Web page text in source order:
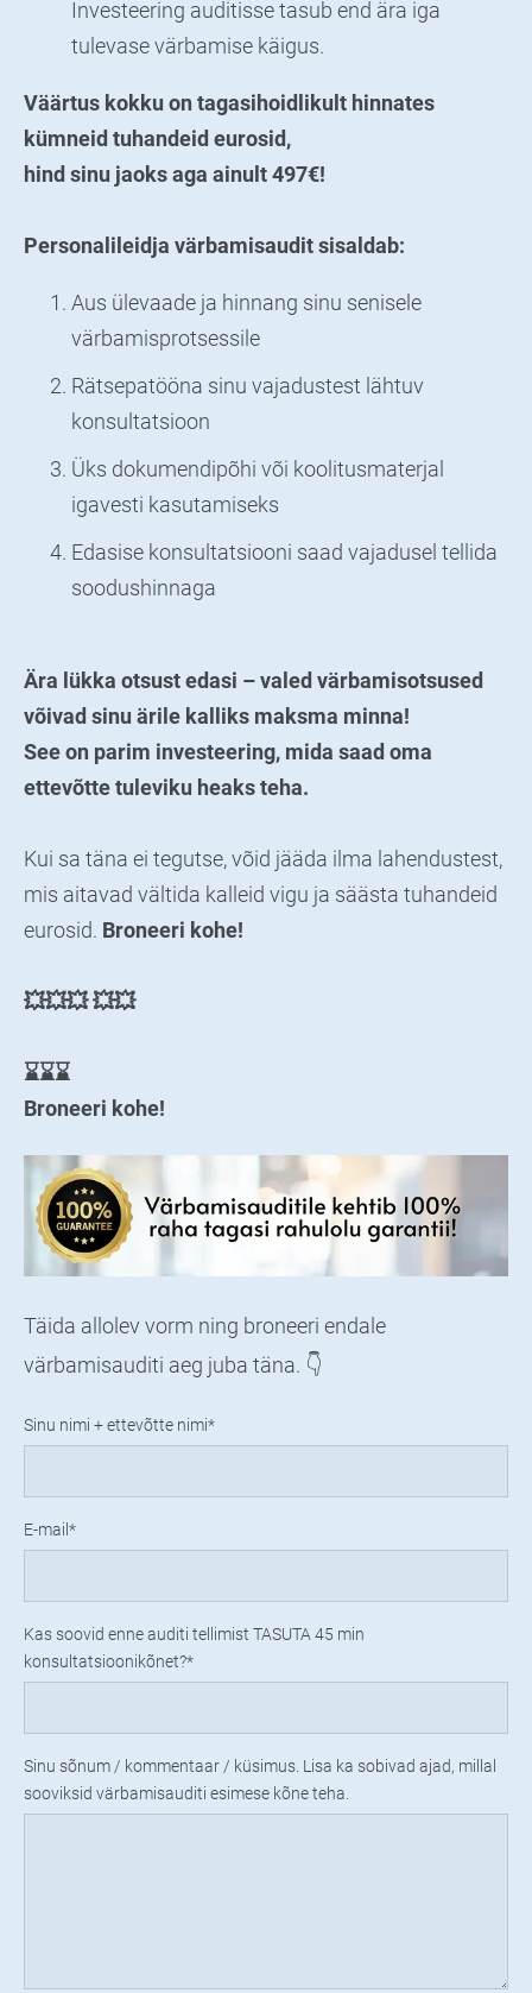
Investeering auditisse tasub end ära iga
tulevase värbamise käigus.
Väärtus kokku on tagasihoidlikult hinnates
kümneid tuhandeid eurosid,
hind sinu jaoks aga ainult 497€!
Personalileidja värbamisaudit sisaldab:
Aus ülevaade ja hinnang sinu senisele
värbamisprotsessile
Rätsepatööna sinu vajadustest lähtuv
konsultatsioon
Üks dokumendipõhi või koolitusmaterjal
igavesti kasutamiseks
Edasise konsultatsiooni saad vajadusel tellida
soodushinnaga
Ära lükka otsust edasi – valed värbamisotsused
võivad sinu ärile kalliks maksma minna!
See on parim investeering, mida saad oma
ettevõtte tuleviku heaks teha.
Kui sa täna ei tegutse, võid jääda ilma lahendustest,
mis aitavad vältida kalleid vigu ja säästa tuhandeid
eurosid. Broneeri kohe!
💥💥💥 💥💥
⌛⌛⌛
Broneeri kohe!
Täida allolev vorm ning broneeri endale
värbamisauditi aeg juba täna. 👇
Sinu nimi + ettevõtte nimi
E-mail
Kas soovid enne auditi tellimist TASUTA 45 min
konsultatsioonikõnet?
Sinu sõnum / kommentaar / küsimus. Lisa ka sobivad ajad, millal
sooviksid värbamisauditi esimese kõne teha.